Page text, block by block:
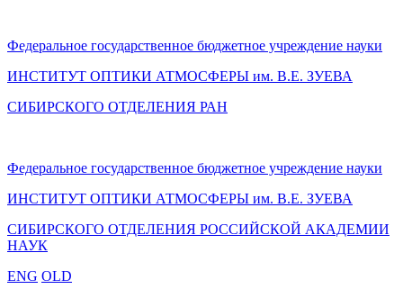
Федеральное государственное бюджетное учреждение науки
ИНСТИТУТ ОПТИКИ АТМОСФЕРЫ им. В.Е. ЗУЕВА
СИБИРСКОГО ОТДЕЛЕНИЯ РАН
Федеральное государственное бюджетное учреждение науки
ИНСТИТУТ ОПТИКИ АТМОСФЕРЫ им. В.Е. ЗУЕВА
СИБИРСКОГО ОТДЕЛЕНИЯ РОССИЙСКОЙ АКАДЕМИИ
НАУК
ENG OLD